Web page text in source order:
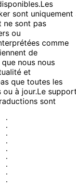
Les
sont uniquement
ne sont pas
ou
comme
de
nous nous
et
que toutes les
à jour.Le
sont